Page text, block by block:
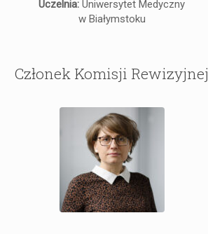
Uczelnia: Uniwersytet Medyczny
w Białymstoku
Członek Komisji Rewizyjnej